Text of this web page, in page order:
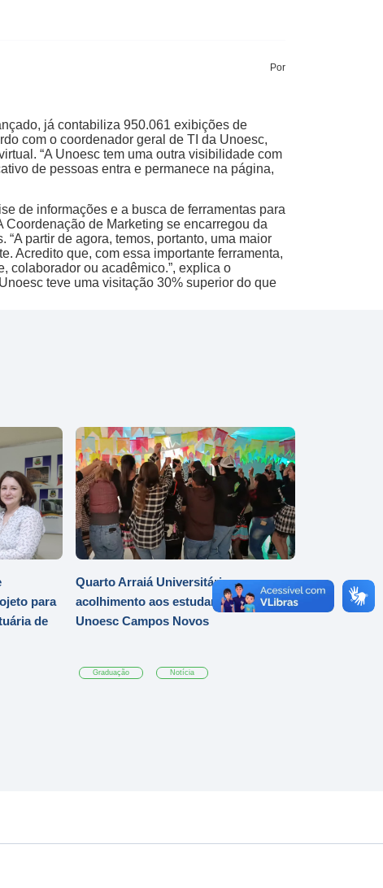
Por
já contabiliza 950.061 exibições de
com o coordenador geral de TI da Unoesc,
“A Unoesc tem uma outra visibilidade com
de pessoas entra e permanece na página,
de informações e a busca de ferramentas para
de Marketing se encarregou da
partir de agora, temos, portanto, uma maior
Acredito que, com essa importante ferramenta,
colaborador ou acadêmico.”, explica o
teve uma visitação 30% superior do que
para
de
Quarto Arraiá Universitário marca
acolhimento aos estudantes da
Unoesc Campos Novos
Graduação Notícia